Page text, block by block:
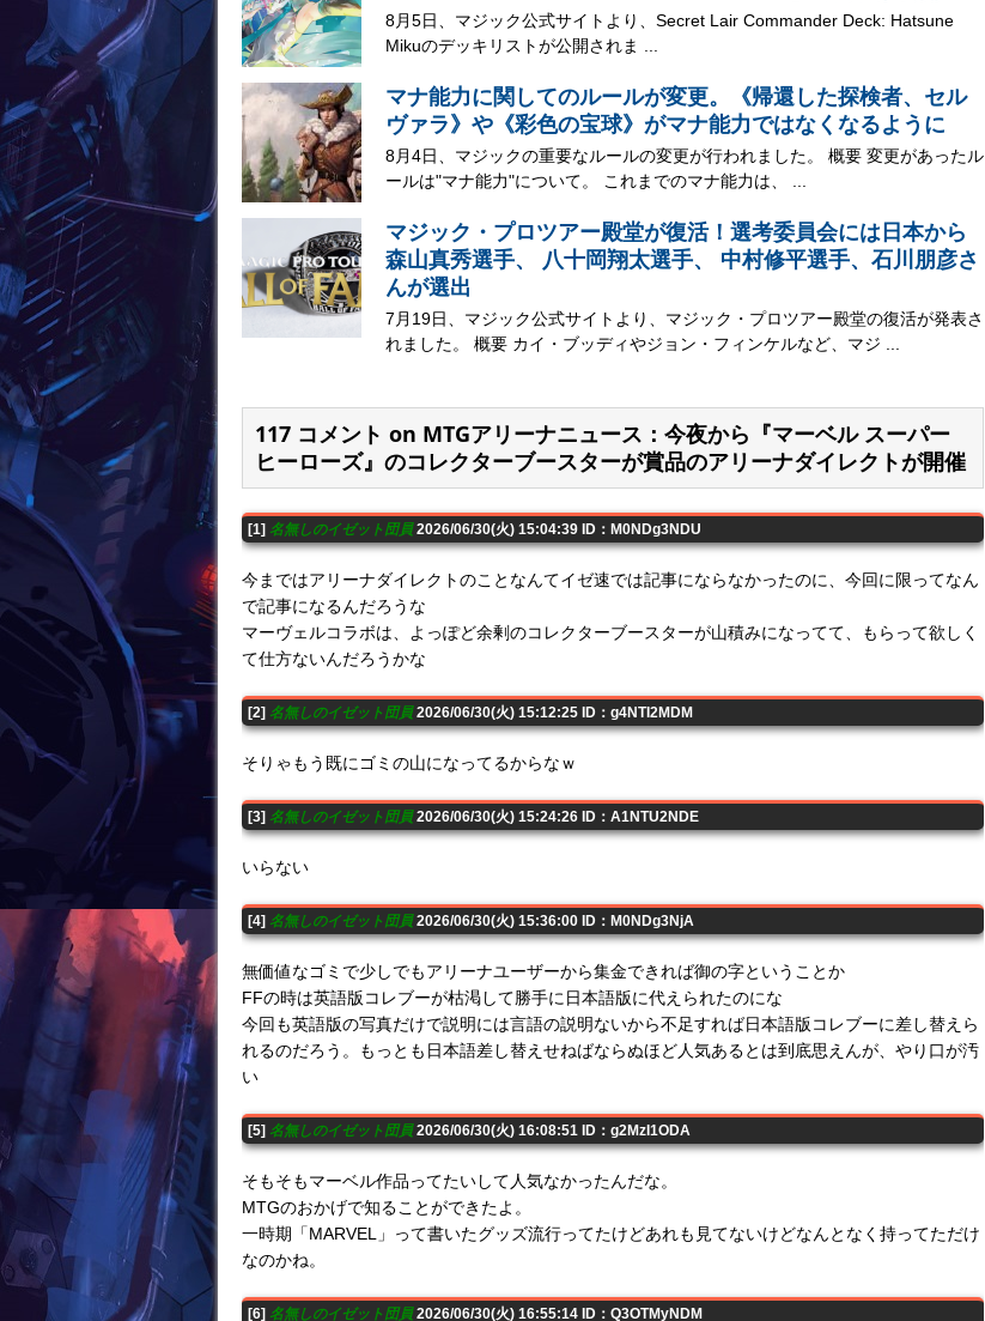
8月5日、マジック公式サイトより、Secret Lair Commander Deck: Hatsune
Mikuのデッキリストが公開されま ...
マナ能力に関してのルールが変更。《帰還した探検者、セル
ヴァラ》や《彩色の宝球》がマナ能力ではなくなるように
8月4日、マジックの重要なルールの変更が行われました。 概要 変更があったル
ールは"マナ能力"について。 これまでのマナ能力は、 ...
マジック・プロツアー殿堂が復活！選考委員会には日本から
森山真秀選手、 八十岡翔太選手、 中村修平選手、石川朋彦さ
んが選出
7月19日、マジック公式サイトより、マジック・プロツアー殿堂の復活が発表さ
れました。 概要 カイ・ブッディやジョン・フィンケルなど、マジ ...
117 コメント on MTGアリーナニュース：今夜から『マーベル スーパー
ヒーローズ』のコレクターブースターが賞品のアリーナダイレクトが開催
[1] 名無しのイゼット団員2026/06/30(火) 15:04:39 ID：M0NDg3NDU
今まではアリーナダイレクトのことなんてイゼ速では記事にならなかったのに、今回に限ってなん
で記事になるんだろうな
マーヴェルコラボは、よっぽど余剰のコレクターブースターが山積みになってて、もらって欲しく
て仕方ないんだろうかな
[2] 名無しのイゼット団員2026/06/30(火) 15:12:25 ID：g4NTI2MDM
そりゃもう既にゴミの山になってるからなｗ
[3] 名無しのイゼット団員2026/06/30(火) 15:24:26 ID：A1NTU2NDE
いらない
[4] 名無しのイゼット団員2026/06/30(火) 15:36:00 ID：M0NDg3NjA
無価値なゴミで少しでもアリーナユーザーから集金できれば御の字ということか
FFの時は英語版コレブーが枯渇して勝手に日本語版に代えられたのにな
今回も英語版の写真だけで説明には言語の説明ないから不足すれば日本語版コレブーに差し替えら
れるのだろう。もっとも日本語差し替えせねばならぬほど人気あるとは到底思えんが、やり口が汚
い
[5] 名無しのイゼット団員2026/06/30(火) 16:08:51 ID：g2MzI1ODA
そもそもマーベル作品ってたいして人気なかったんだな。
MTGのおかげで知ることができたよ。
一時期「MARVEL」って書いたグッズ流行ってたけどあれも見てないけどなんとなく持ってただけ
なのかね。
[6] 名無しのイゼット団員2026/06/30(火) 16:55:14 ID：Q3OTMyNDM